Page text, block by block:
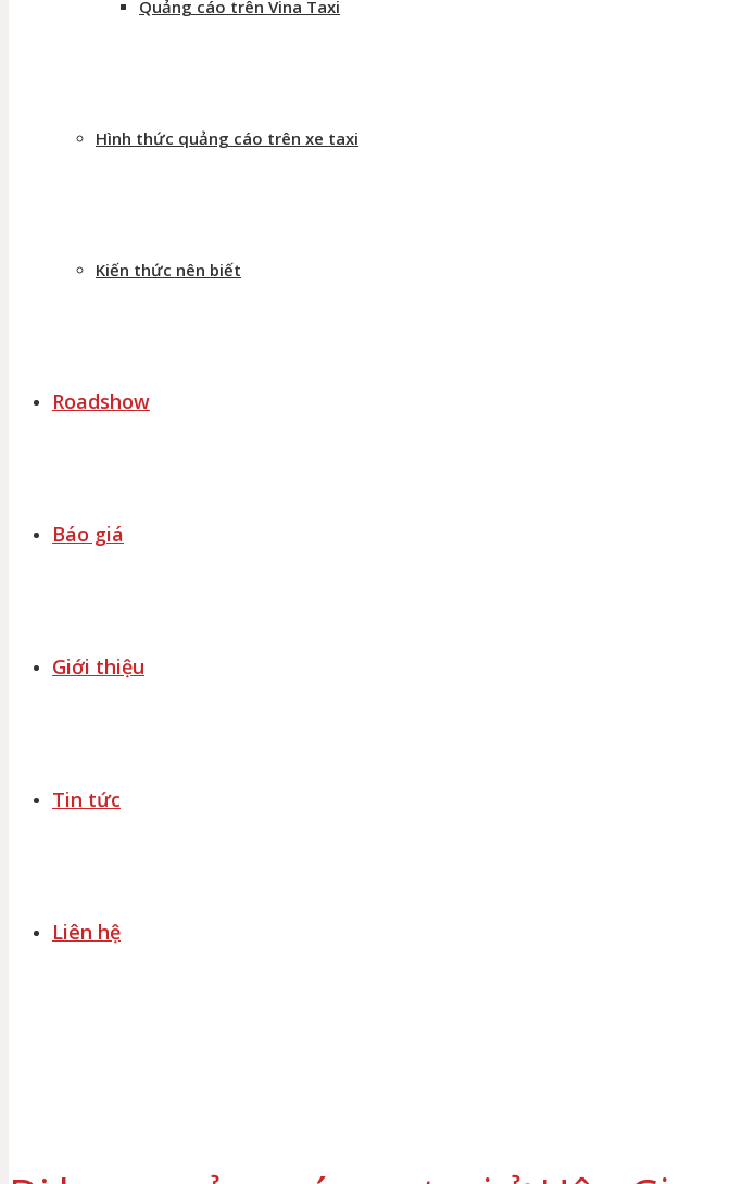
Quảng cáo trên Vina Taxi
Hình thức quảng cáo trên xe taxi
Kiến thức nên biết
Roadshow
Báo giá
Giới thiệu
Tin tức
Liên hệ